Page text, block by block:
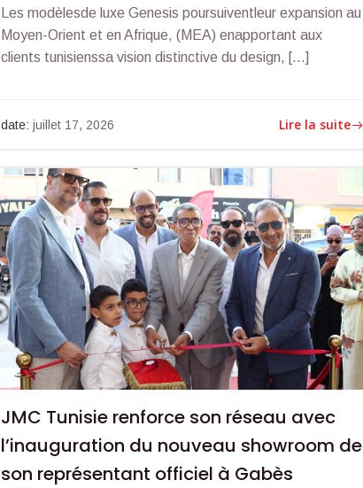
Les modèlesde luxe Genesis poursuiventleur expansion au
Moyen-Orient et en Afrique, (MEA) enapportant aux
clients tunisienssa vision distinctive du design, […]
date:juillet 17, 2026 Lire la suite
JMC Tunisie renforce son réseau avec
l’inauguration du nouveau showroom de
son représentant officiel à Gabès